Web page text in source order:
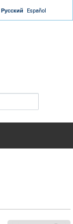
Русский Español